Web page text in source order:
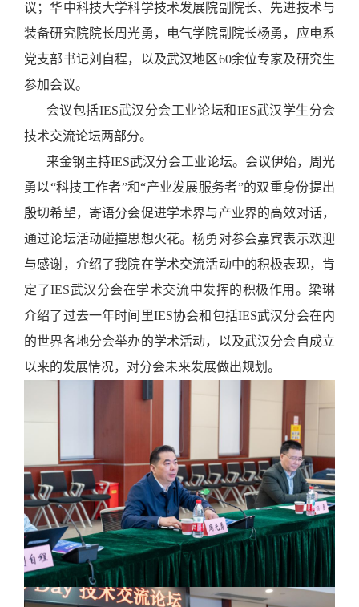
议；华中科技大学科学技术发展院副院长、先进技术与
装备研究院院长周光勇，电气学院副院长杨勇，应电系
党支部书记刘自程，以及武汉地区60余位专家及研究生
参加会议。
会议包括IES武汉分会工业论坛和IES武汉学生分会
技术交流论坛两部分。
来金钢主持IES武汉分会工业论坛。会议伊始，周光
勇以“科技工作者”和“产业发展服务者”的双重身份提出
殷切希望，寄语分会促进学术界与产业界的高效对话，
通过论坛活动碰撞思想火花。杨勇对参会嘉宾表示欢迎
与感谢，介绍了我院在学术交流活动中的积极表现，肯
定了IES武汉分会在学术交流中发挥的积极作用。梁琳
介绍了过去一年时间里IES协会和包括IES武汉分会在内
的世界各地分会举办的学术活动，以及武汉分会自成立
以来的发展情况，对分会未来发展做出规划。